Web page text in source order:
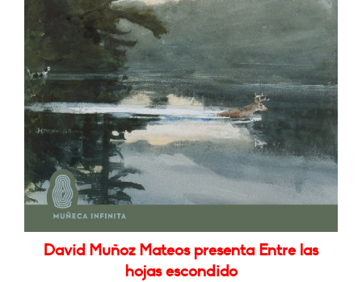
David Muñoz Mateos presenta Entre las
hojas escondido